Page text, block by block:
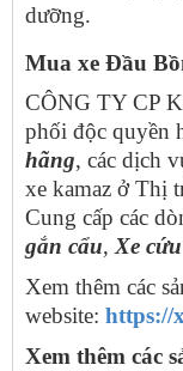
dưỡng.
Mua xe Đầu
CÔNG TY CP
phối độc quyền
hãng, các dịch
xe kamaz ở Thị
Cung cấp các
gắn cẩu,Xe
Xem thêm các
website: https://
Xem thêm các